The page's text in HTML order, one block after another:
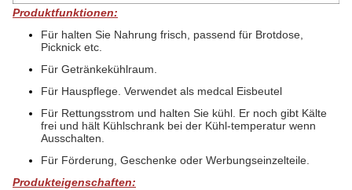
Produktfunktionen:
Für halten Sie Nahrung frisch, passend für Brotdose,
Picknick etc.
Für Getränkekühlraum.
Für Hauspflege. Verwendet als medcal Eisbeutel
Für Rettungsstrom und halten Sie kühl. Er noch gibt Kälte
frei und hält Kühlschrank bei der Kühl-temperatur wenn
Ausschalten.
Für Förderung, Geschenke oder Werbungseinzelteile.
Produkteigenschaften: